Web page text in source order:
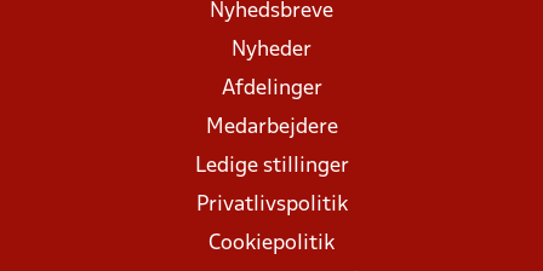
Nyhedsbreve
Nyheder
Afdelinger
Medarbejdere
Ledige stillinger
Privatlivspolitik
Cookiepolitik